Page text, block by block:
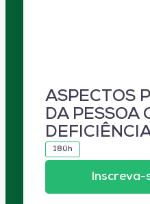
ASPECTOS
DA PESSOA
180h
Inscreva-